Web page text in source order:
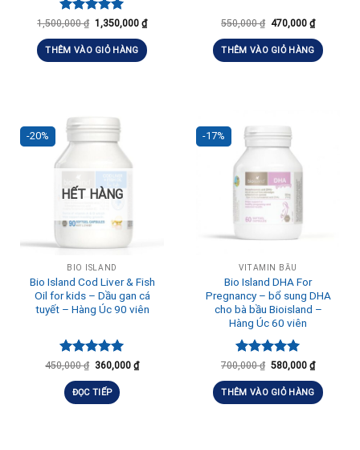
Được xếp
5 sao
1,500,000₫ 1,350,000 ₫
THÊM VÀO GIỎ HÀNG
550,000₫ 470,000 ₫
THÊM VÀO GIỎ HÀNG
-20%
HẾT HÀNG
BIO ISLAND
Bio Island Cod Liver & Fish
Oil for kids – Dầu gan cá
tuyết – Hàng Úc 90 viên
Được xếp
hạng5.00
5 sao
450,000₫ 360,000 ₫
ĐỌC TIẾP
-17%
VITAMIN BẦU
Bio Island DHA For
Pregnancy – bổ sung DHA
cho bà bầu Bioisland –
Hàng Úc 60 viên
Được xếp
hạng5.00
5 sao
700,000₫ 580,000 ₫
THÊM VÀO GIỎ HÀNG